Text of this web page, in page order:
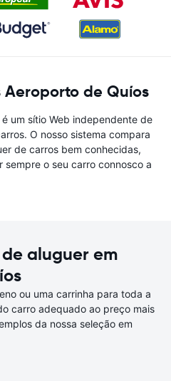
de Quíos
um sítio Web independente de
O nosso sistema compara
de carros bem conhecidas,
o seu carro connosco a
aluguer em
ou uma carrinha para toda a
carro adequado ao preço mais
da nossa seleção em